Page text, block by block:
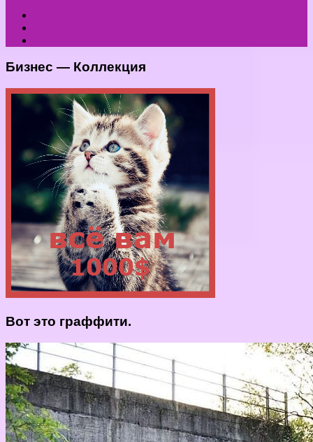
Бизнес — Коллекция
Вот это граффити.